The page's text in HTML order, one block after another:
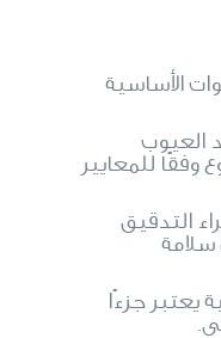
الأساسية
العيوب
وفقًا للمعايير
التدقيق
يعتبر جزءًا